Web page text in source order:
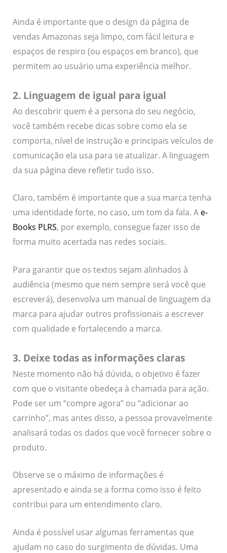
Ainda é importante que o design da página de
vendas Amazonas seja limpo, com fácil leitura e
espaços de respiro (ou espaços em branco), que
permitem ao usuário uma experiência melhor.
2. Linguagem de igual para igual
Ao descobrir quem é a persona do seu negócio,
você também recebe dicas sobre como ela se
comporta, nível de instrução e principais veículos de
comunicação ela usa para se atualizar. A linguagem
da sua página deve refletir tudo isso.
Claro, também é importante que a sua marca tenha
uma identidade forte, no caso, um tom da fala. A e-
Books PLRS, por exemplo, consegue fazer isso de
forma muito acertada nas redes sociais.
Para garantir que os textos sejam alinhados à
audiência (mesmo que nem sempre será você que
escreverá), desenvolva um manual de linguagem da
marca para ajudar outros profissionais a escrever
com qualidade e fortalecendo a marca.
3. Deixe todas as informações claras
Neste momento não há dúvida, o objetivo é fazer
com que o visitante obedeça à chamada para ação.
Pode ser um “compre agora” ou “adicionar ao
carrinho”, mas antes disso, a pessoa provavelmente
analisará todas os dados que você fornecer sobre o
produto.
Observe se o máximo de informações é
apresentado e ainda se a forma como isso é feito
contribui para um entendimento claro.
Ainda é possível usar algumas ferramentas que
ajudam no caso do surgimento de dúvidas. Uma